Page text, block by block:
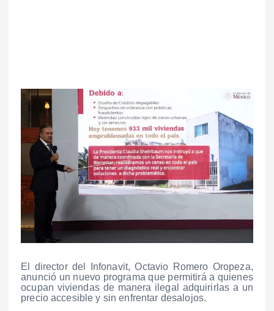
El director del Infonavit, Octavio Romero Oropeza,
anunció un nuevo programa que permitirá a quienes
ocupan viviendas de manera ilegal adquirirlas a un
precio accesible y sin enfrentar desalojos.